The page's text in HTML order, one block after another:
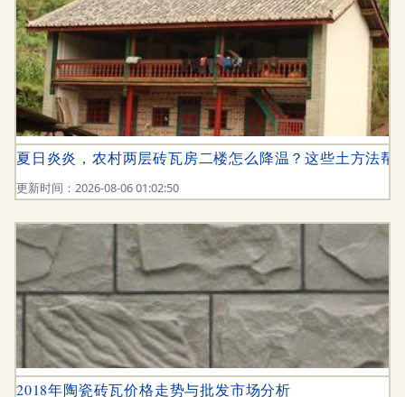
夏日炎炎，农村两层砖瓦房二楼怎么降温？这些土方法帮
更新时间：2026-08-06 01:02:50
2018年陶瓷砖瓦价格走势与批发市场分析